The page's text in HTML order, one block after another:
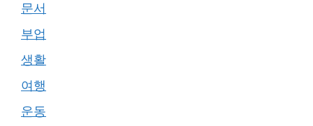
문서
부업
생활
여행
운동